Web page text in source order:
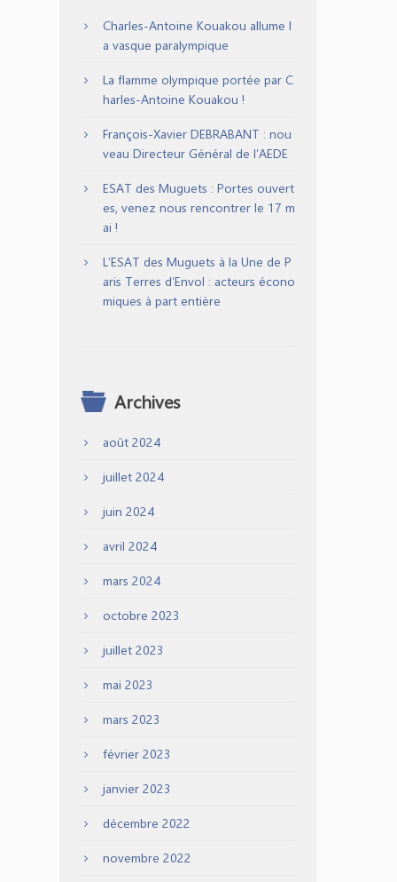
Charles-Antoine Kouakou allume l
a vasque paralympique
La flamme olympique portée par C
harles-Antoine Kouakou !
François-Xavier DEBRABANT : nou
veau Directeur Général de l’AEDE
ESAT des Muguets : Portes ouvert
es, venez nous rencontrer le 17 m
ai !
L’ESAT des Muguets à la Une de P
aris Terres d’Envol : acteurs écono
miques à part entière
Archives
août 2024
juillet 2024
juin 2024
avril 2024
mars 2024
octobre 2023
juillet 2023
mai 2023
mars 2023
février 2023
janvier 2023
décembre 2022
novembre 2022